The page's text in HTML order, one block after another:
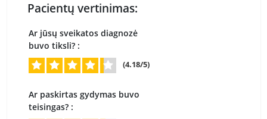
Pacientų vertinimas:
Ar jūsų sveikatos diagnozė
buvo tiksli? :
(4.18/5)
Ar paskirtas gydymas buvo
teisingas? :